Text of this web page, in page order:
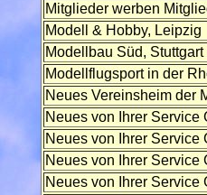
Mitglieder werben
Modell & Hobby, Leipzig
Modellbau Süd, Stuttgart
Modellflugsport in der
Neues Vereinsheim der
Neues von Ihrer Service
Neues von Ihrer Service
Neues von Ihrer Service
Neues von Ihrer Service